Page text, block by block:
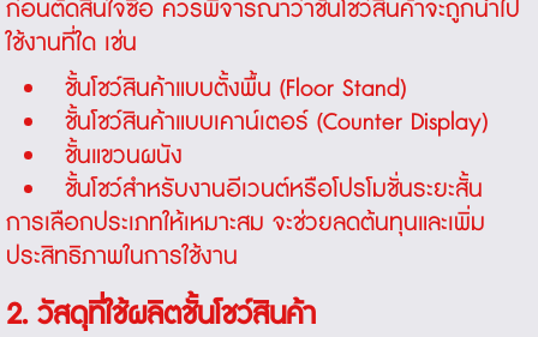
ก่อนตัดสินใจซื้อ ควรพิจารณาว่าชั้นโชว์สินค้าจะถูกนำไป
ใช้งานที่ใด เช่น
ชั้นโชว์สินค้าแบบตั้งพื้น (Floor Stand)
ชั้นโชว์สินค้าแบบเคาน์เตอร์ (Counter Display)
ชั้นแขวนผนัง
ชั้นโชว์สำหรับงานอีเวนต์หรือโปรโมชั่นระยะสั้น
การเลือกประเภทให้เหมาะสม จะช่วยลดต้นทุนและเพิ่ม
ประสิทธิภาพในการใช้งาน
2. วัสดุที่ใช้ผลิตชั้นโชว์สินค้า